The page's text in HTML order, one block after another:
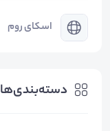
اسکای روم
دسته‌بندی‌ها